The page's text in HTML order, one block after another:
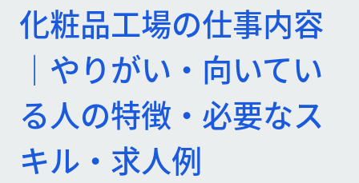
化粧品工場の仕事内容
｜やりがい・向いてい
る人の特徴・必要なス
キル・求人例